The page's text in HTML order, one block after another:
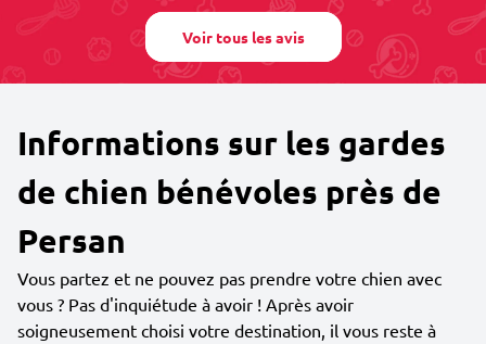
Voir tous les avis
Informations sur les gardes
de chien bénévoles près de
Persan
Vous partez et ne pouvez pas prendre votre chien avec
vous ? Pas d'inquiétude à avoir ! Après avoir
soigneusement choisi votre destination, il vous reste à